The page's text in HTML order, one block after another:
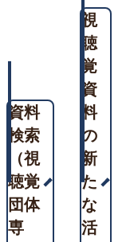
資料
検索
（視
聴覚
団体
専
視
聴
覚
資
料
の
新
た
な
活